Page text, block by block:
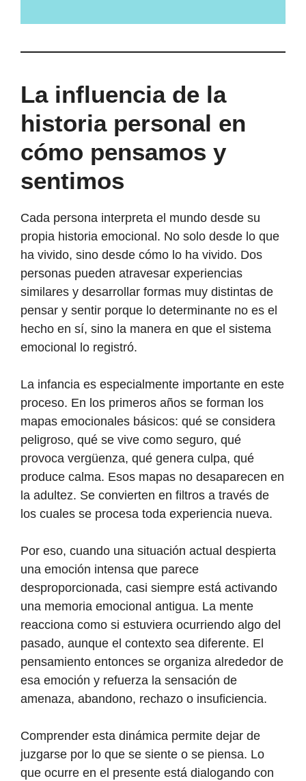
La influencia de la
historia personal en
cómo pensamos y
sentimos
Cada persona interpreta el mundo desde su
propia historia emocional. No solo desde lo que
ha vivido, sino desde cómo lo ha vivido. Dos
personas pueden atravesar experiencias
similares y desarrollar formas muy distintas de
pensar y sentir porque lo determinante no es el
hecho en sí, sino la manera en que el sistema
emocional lo registró.
La infancia es especialmente importante en este
proceso. En los primeros años se forman los
mapas emocionales básicos: qué se considera
peligroso, qué se vive como seguro, qué
provoca vergüenza, qué genera culpa, qué
produce calma. Esos mapas no desaparecen en
la adultez. Se convierten en filtros a través de
los cuales se procesa toda experiencia nueva.
Por eso, cuando una situación actual despierta
una emoción intensa que parece
desproporcionada, casi siempre está activando
una memoria emocional antigua. La mente
reacciona como si estuviera ocurriendo algo del
pasado, aunque el contexto sea diferente. El
pensamiento entonces se organiza alrededor de
esa emoción y refuerza la sensación de
amenaza, abandono, rechazo o insuficiencia.
Comprender esta dinámica permite dejar de
juzgarse por lo que se siente o se piensa. Lo
que ocurre en el presente está dialogando con